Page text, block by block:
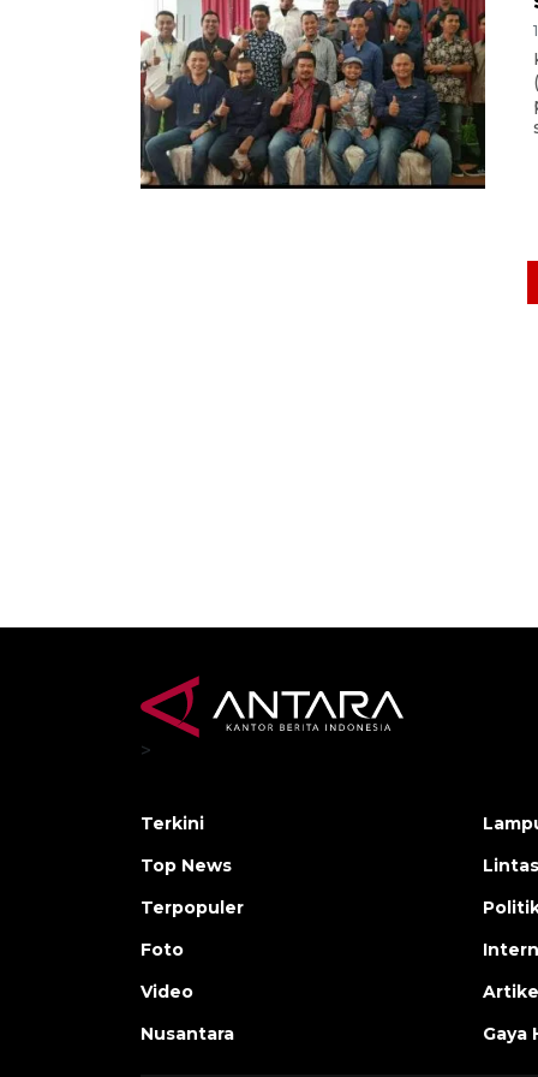
>
Terkini
Top News
Terpopuler
Foto
Video
Nusantara
Gaya